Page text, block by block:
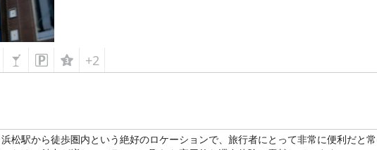
+2
松駅から徒歩圏内という絶好のロケーションで、旅行者にとって非常に便利だと